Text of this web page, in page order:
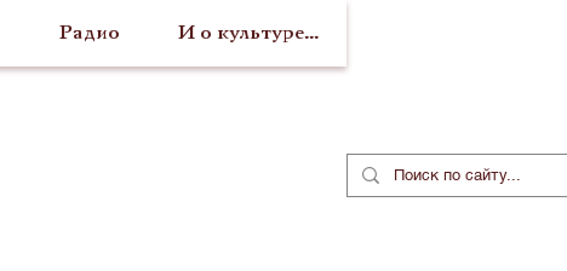
Радио И о культуре...